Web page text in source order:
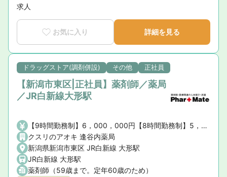
求人
お気に入り 詳細を見る
ドラッグストア(調剤併設) その他 正社員
【新潟市東区|正社員】薬剤師／薬局
／JR白新線大形駅
【9時間勤務制】6，000，000円【8時間勤務制】5，000，000円※薬剤師手当・賞与を含む、諸手当は含まない
クスリのアオキ 逢谷内薬局
新潟県新潟市東区 JR白新線 大形駅
JR白新線 大形駅
薬剤師（59歳まで。定年60歳のため）